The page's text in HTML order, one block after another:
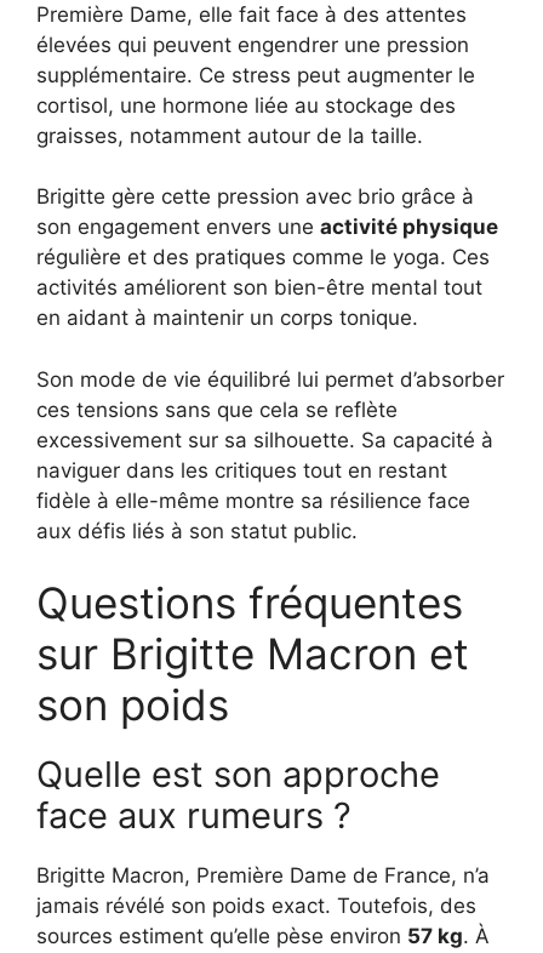
Première Dame, elle fait face à des attentes
élevées qui peuvent engendrer une pression
supplémentaire. Ce stress peut augmenter le
cortisol, une hormone liée au stockage des
graisses, notamment autour de la taille.
Brigitte gère cette pression avec brio grâce à
son engagement envers une activité physique
régulière et des pratiques comme le yoga. Ces
activités améliorent son bien-être mental tout
en aidant à maintenir un corps tonique.
Son mode de vie équilibré lui permet d’absorber
ces tensions sans que cela se reflète
excessivement sur sa silhouette. Sa capacité à
naviguer dans les critiques tout en restant
fidèle à elle-même montre sa résilience face
aux défis liés à son statut public.
Questions fréquentes
sur Brigitte Macron et
son poids
Quelle est son approche
face aux rumeurs ?
Brigitte Macron, Première Dame de France, n’a
jamais révélé son poids exact. Toutefois, des
sources estiment qu’elle pèse environ 57 kg. À